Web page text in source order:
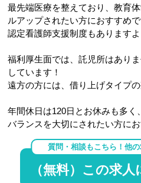
最先端医療を整えており、教育
ルアップされたい方におすすめで
認定看護師支援制度もありますよ
福利厚生面では、託児所はあり
しています！
遠方の方には、借り上げタイプ
年間休日は120日とお休みも多く
バランスを大切にされたい方に
質問・相談もこちら！他
（無料）この求